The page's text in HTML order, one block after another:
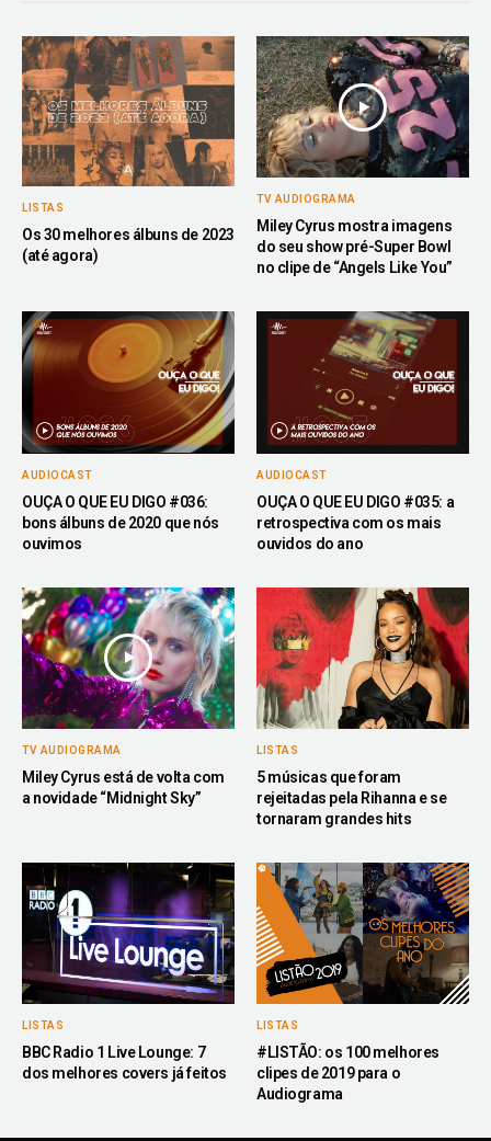
LISTAS
Os 30 melhores álbuns de 2023
(até agora)
TV AUDIOGRAMA
Miley Cyrus mostra imagens
do seu show pré-Super Bowl
no clipe de “Angels Like You”
AUDIOCAST
OUÇA O QUE EU DIGO #036:
bons álbuns de 2020 que nós
ouvimos
AUDIOCAST
OUÇA O QUE EU DIGO #035: a
retrospectiva com os mais
ouvidos do ano
TV AUDIOGRAMA
Miley Cyrus está de volta com
a novidade “Midnight Sky”
LISTAS
5 músicas que foram
rejeitadas pela Rihanna e se
tornaram grandes hits
LISTAS
BBC Radio 1 Live Lounge: 7
dos melhores covers já feitos
LISTAS
#LISTÃO: os 100 melhores
clipes de 2019 para o
Audiograma